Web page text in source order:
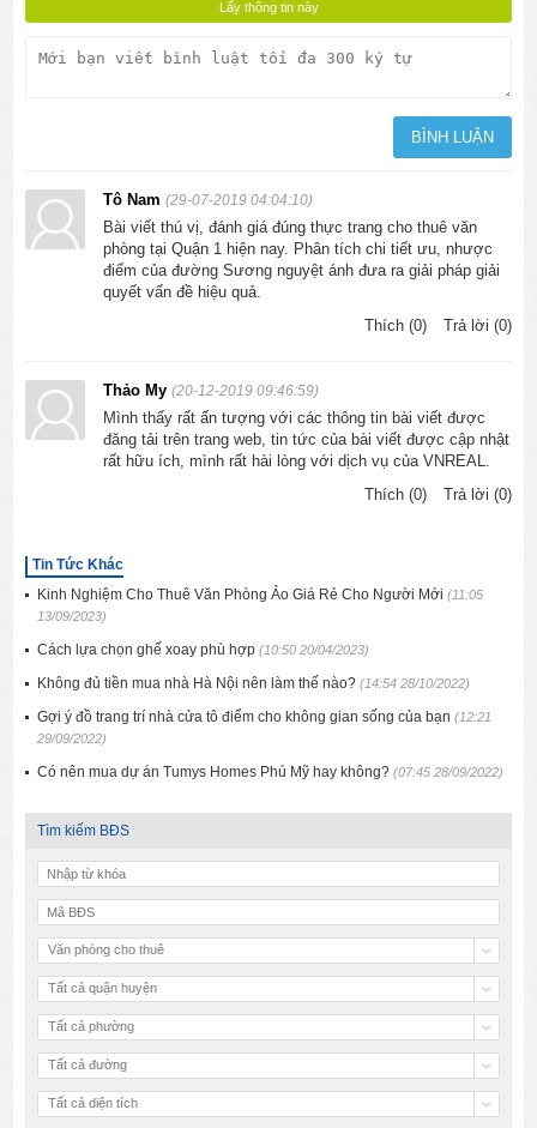
Tô Nam(29-07-2019 04:04:10)
Bài viết thú vị, đánh giá đúng thực trang cho thuê văn
phòng tại Quận 1 hiện nay. Phân tích chi tiết ưu, nhược
điểm của đường Sương nguyệt ánh đưa ra giải pháp giải
quyết vấn đề hiệu quả.
Thích (0)
Trả lời (0)
Thảo My(20-12-2019 09:46:59)
Mình thấy rất ấn tượng với các thông tin bài viết được
đăng tải trên trang web, tin tức của bài viết được cập nhật
rất hữu ích, mình rất hài lòng với dịch vụ của VNREAL.
Thích (0)
Trả lời (0)
Tin Tức Khác
Kinh Nghiệm Cho Thuê Văn Phòng Ảo Giá Rẻ Cho Người Mới(11:05
13/09/2023)
Cách lựa chọn ghế xoay phù hợp(10:50 20/04/2023)
Không đủ tiền mua nhà Hà Nội nên làm thế nào?(14:54 28/10/2022)
Gợi ý đồ trang trí nhà cửa tô điểm cho không gian sống của bạn(12:21
29/09/2022)
Có nên mua dự án Tumys Homes Phú Mỹ hay không?(07:45 28/09/2022)
Tìm kiếm BĐS
Văn phòng cho thuê
Tất cả quận huyện
Tất cả phường
Tất cả đường
Tất cả diện tích